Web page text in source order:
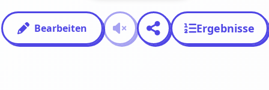
Bearbeiten Ergebnisse